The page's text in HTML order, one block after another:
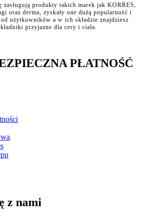
zasługują produkty takich marek jak KORRES,
oraz derma, zyskały one dużą popularność i
użytkowników a w ich składzie znajdziesz
przyjazne dla cery i ciała.
PŁATNOŚĆ
z nami